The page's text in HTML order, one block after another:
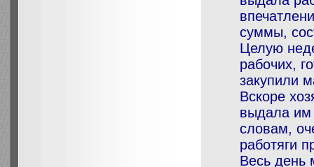
суммы,
Целую
рабочих,
закупили
Вскоре
выдала им
словам,
работяги
Весь день